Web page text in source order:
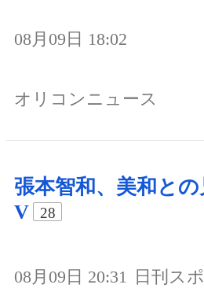
08月09日 18:02
オリコンニュース
張本智和、美和と
V
28
08月09日 20:31 日刊ス